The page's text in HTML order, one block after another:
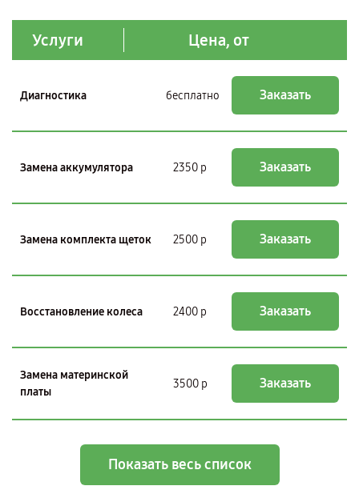
Услуги Цена, от
Диагностика бесплатно Заказать
Замена аккумулятора 2350 р Заказать
Замена комплекта щеток 2500 р Заказать
Восстановление колеса 2400 р Заказать
Замена материнской
платы
3500 р Заказать
Показать весь список